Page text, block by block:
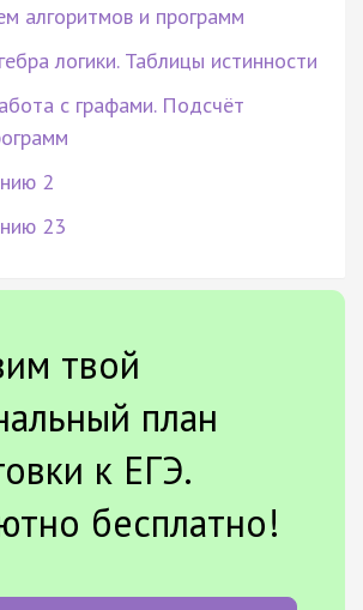
алгоритмов и программ
логики. Таблицы истинности
с графами. Подсчёт
2
23
твой
план
к ЕГЭ.
бесплатно!